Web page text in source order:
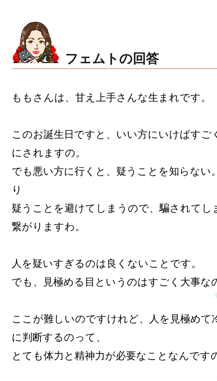
フェムトの回答
ももさんは、甘え上手さんな生まれです。
このお誕生日ですと、いい方にいけばすご
にされますの。
でも悪い方に行くと、疑うことを知らない
り
疑うことを避けてしまうので、騙されてし
繋がりますわ。
人を疑いすぎるのは良くないことです。
でも、見極める目というのはすごく大事
ここが難しいのですけれど、人を見極めて
に判断するのって、
とても体力と精神力が必要なことなんです